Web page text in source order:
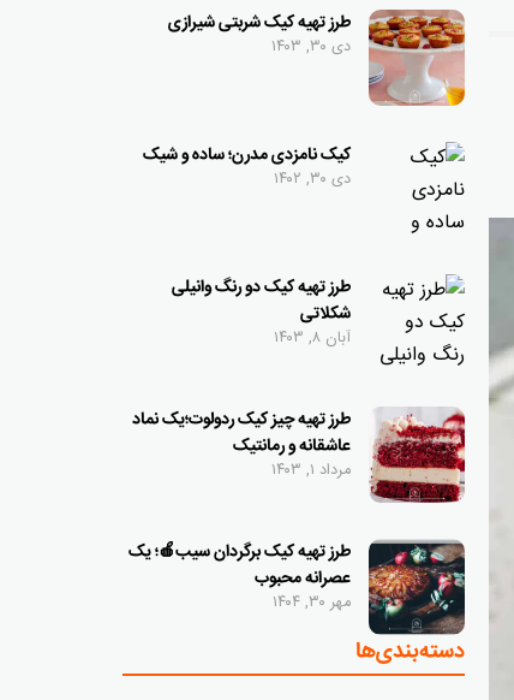
طرز تهیه کیک شربتی شیرازی
دی ۳۰, ۱۴۰۳
کیک نامزدی مدرن؛ ساده و شیک
دی ۳۰, ۱۴۰۲
طرز تهیه کیک دو رنگ وانیلی
شکلاتی
آبان ۸, ۱۴۰۳
طرز تهیه چیز کیک ردولوت؛یک نماد
عاشقانه و رمانتیک
مرداد ۱, ۱۴۰۳
طرز تهیه کیک برگردان سیب🍎؛ یک
عصرانه محبوب
مهر ۳۰, ۱۴۰۴
دسته‌بندی‌ها